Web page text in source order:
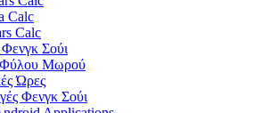
Calc
Calc
Σούι
Μωρού
Ώρες
Φενγκ Σούι